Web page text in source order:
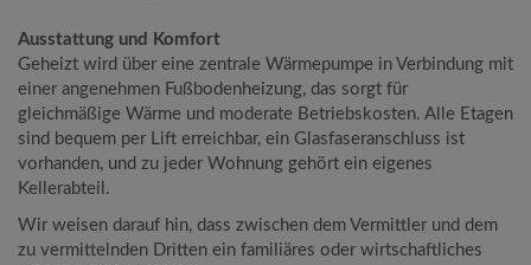
Ausstattung und Komfort
Geheizt wird über eine zentrale Wärmepumpe in Verbindung mit
einer angenehmen Fußbodenheizung, das sorgt für
gleichmäßige Wärme und moderate Betriebskosten. Alle Etagen
sind bequem per Lift erreichbar, ein Glasfaseranschluss ist
vorhanden, und zu jeder Wohnung gehört ein eigenes
Kellerabteil.
Wir weisen darauf hin, dass zwischen dem Vermittler und dem
zu vermittelnden Dritten ein familiäres oder wirtschaftliches